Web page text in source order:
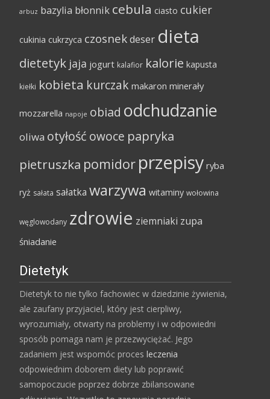
arbuz bazylia błonnik cebula ciasto cukier
cukinia cukrzyca czosnekdeser dieta
dietetyk jaja jogurt kalafior kalorie kapusta
kiełki kobieta kurczak makaron minerały
mozzarella napoje obiad odchudzanie
oliwa otyłość owoce papryka
pietruszka pomidor przepisy ryba
ryż sałata sałatka warzywa witaminy wołowina
węglowodany zdrowie ziemniaki zupa
śniadanie
Dietetyk
Dietetyk to nie tylko fachowiec w dziedzinie żywienia,
ale zaufany przyjaciel, który jest cierpliwy,
wyrozumiały, otwarty na problemy i w odpowiedni
sposób pomaga nam je przezwyciężać. Jego
zadaniem jest wspomóc proces leczenia
odpowiednim doborem diety lub poprawić
samopoczucie poprzez dobrze zbilansowane